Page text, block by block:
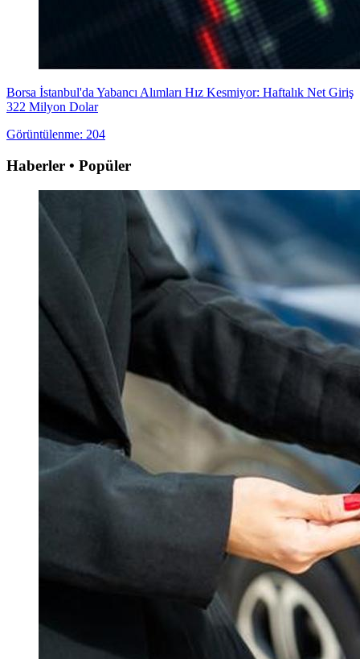
Borsa İstanbul'da Yabancı Alımları Hız Kesmiyor: Haftalık Net Giriş
322 Milyon Dolar
Görüntülenme: 204
Haberler • Popüler